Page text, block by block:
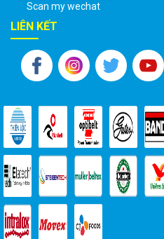
Scan my wechat
LIÊN KẾT